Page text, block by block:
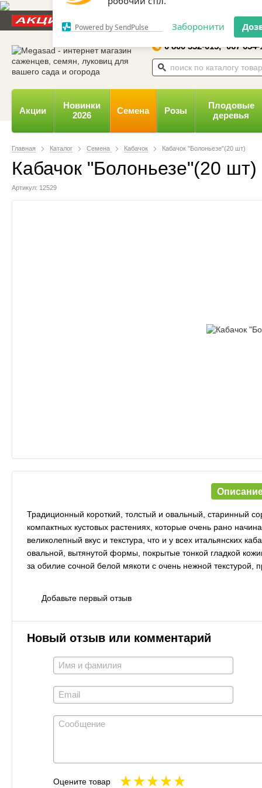
відправляти вам сповіщення на
Powered by SendPulse Заборонити
Отзывы
0 800 332-015, 067 654-
Акции
Новинки
2026
Семена Розы
Плодовые
деревья
Главная Каталог Семена Кабачок Кабачок "Болоньезе"(20 шт)
Кабачок "Болоньезе"(20 шт)
Артикул: 12529
Традиционный короткий, толстый и овальный, старинный
компактных кустовых растениях, которые очень рано
великолепный вкус и текстура, что и у всех итальянских
овальной, вытянутой формы, покрытые тонкой гладкой
за обилие сочной белой мякоти с очень нежной текстурой,
Добавьте первый отзыв
Новый отзыв или комментарий
Оцените товар